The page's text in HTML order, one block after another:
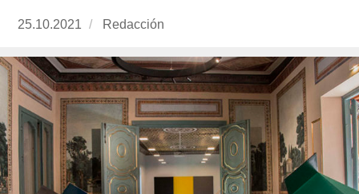
Publicado
25.10.2021 https://www.experimenta.es/author/redaccion/
Redacción